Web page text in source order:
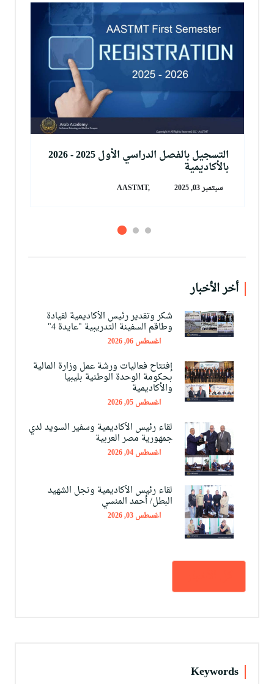
التسجيل بالفصل الدراسي الأول 2025 - 2026
بالأكاديمية
سبتمبر 03, 2025 AASTMT,
أخر الأخبار
شكر وتقدير رئيس الأكاديمية لقيادة
وطاقم السفينة التدريبية "عايدة 4"
اغسطس 06, 2026
إفتتاح فعاليات ورشة عمل وزارة المالية
بحكومة الوحدة الوطنية بليبيا
والأكاديمية
اغسطس 05, 2026
لقاء رئيس الأكاديمية وسفير السويد لدي
جمهورية مصر العربية
اغسطس 04, 2026
لقاء رئيس الأكاديمية ونجل الشهيد
البطل/ أحمد المنسي
اغسطس 03, 2026
Keywords